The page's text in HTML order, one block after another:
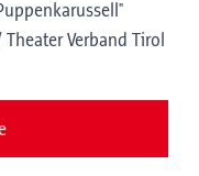
Verband Tirol